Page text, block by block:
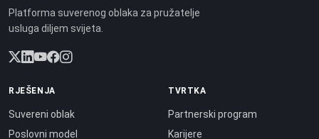
Platforma suverenog oblaka za pružatelje
usluga diljem svijeta.
RJEŠENJA
Suvereni oblak
Poslovni model
TVRTKA
Partnerski program
Karijere